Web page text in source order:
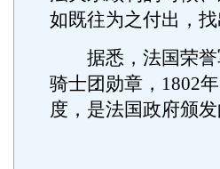
如既往为之付出，
据悉，法国荣誉
骑士团勋章，1802
度，是法国政府颁